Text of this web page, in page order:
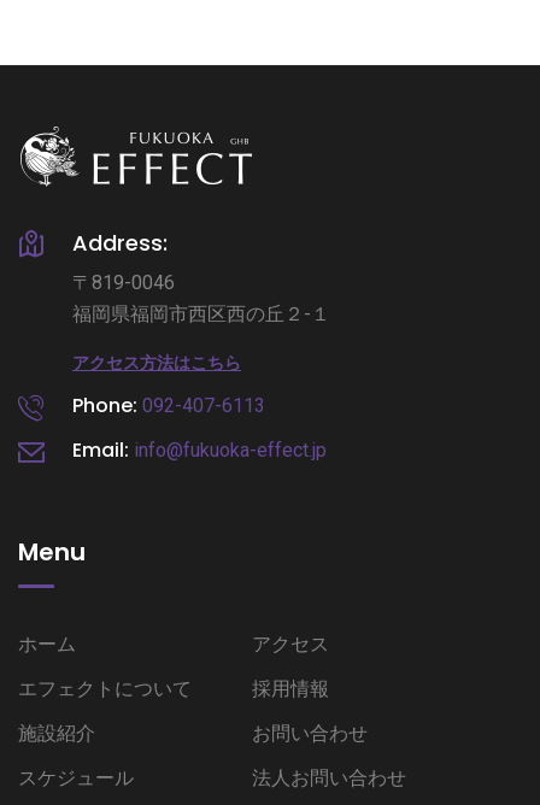
Address:
〒819-0046
福岡県福岡市西区西の丘２-１
アクセス方法はこちら
Phone: 092-407-6113
Email: info@fukuoka-effect.jp
Menu
ホーム
エフェクトについて
施設紹介
スケジュール
アクセス
採用情報
お問い合わせ
法人お問い合わせ